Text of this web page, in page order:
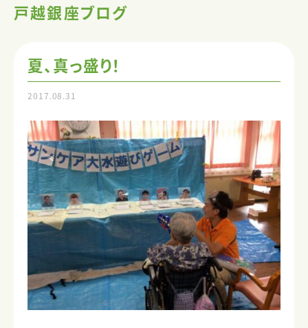
戸越銀座ブログ
夏、真っ盛り！
2017.08.31